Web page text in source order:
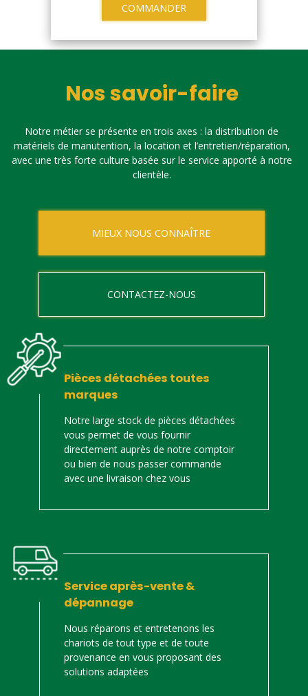
COMMANDER
Nos savoir-faire
Notre métier se présente en trois axes : la distribution de
matériels de manutention, la location et l’entretien/réparation,
avec une très forte culture basée sur le service apporté à notre
clientèle.
MIEUX NOUS CONNAÎTRE
CONTACTEZ-NOUS
Pièces détachées toutes
marques
Notre large stock de pièces détachées
vous permet de vous fournir
directement auprès de notre comptoir
ou bien de nous passer commande
avec une livraison chez vous
Service après-vente &
dépannage
Nous réparons et entretenons les
chariots de tout type et de toute
provenance en vous proposant des
solutions adaptées